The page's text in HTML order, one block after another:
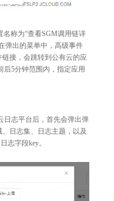
名称为“查看SGM调用链详
弹出的菜单中，高级事件
接，会跳转到公有云的应
后5分钟范围内，指定应用
日志平台后，首先会弹出弹
日志集、日志主题，以及
志字段key。